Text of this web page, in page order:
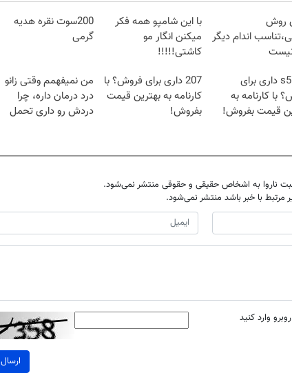
روش
اندام دیگر
نیست
با این شامپو همه فکر
میکنن انگار مو
کاشتی!!!!!
200سوت نقره هدیه
گرمی
جک s5 داری برای
با کارنامه به
قیمت بفروش!
207 داری برای فروش؟ با
کارنامه به بهترین قیمت
بفروش!
من نمیفهمم وقتی زانو
درد درمان داره، چرا
دردش رو داری تحمل
ناروا به اشخاص حقیقی و حقوقی منتشر نمی‌شود.
مرتبط با خبر باشد منتشر نمی‌شود.
وارد کنید
ارسال